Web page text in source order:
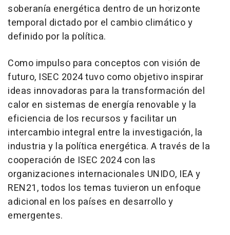
soberanía energética dentro de un horizonte
temporal dictado por el cambio climático y
definido por la política.
Como impulso para conceptos con visión de
futuro, ISEC 2024 tuvo como objetivo inspirar
ideas innovadoras para la transformación del
calor en sistemas de energía renovable y la
eficiencia de los recursos y facilitar un
intercambio integral entre la investigación, la
industria y la política energética. A través de la
cooperación de ISEC 2024 con las
organizaciones internacionales UNIDO, IEA y
REN21, todos los temas tuvieron un enfoque
adicional en los países en desarrollo y
emergentes.